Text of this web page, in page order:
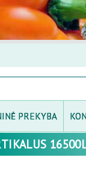
PREKYBA